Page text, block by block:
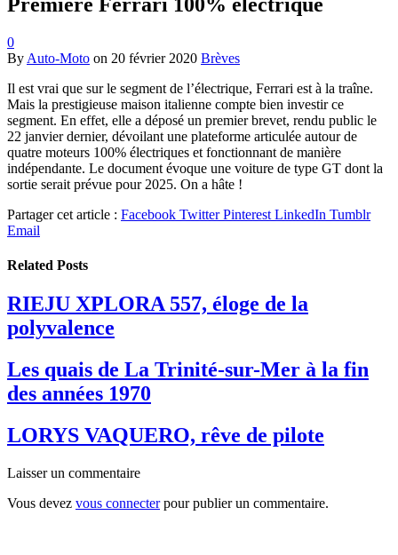
0
By Auto-Moto on 20 février 2020 Brèves
Il est vrai que sur le segment de l’électrique, Ferrari est à la traîne.
Mais la prestigieuse maison italienne compte bien investir ce
segment. En effet, elle a déposé un premier brevet, rendu public le
22 janvier dernier, dévoilant une plateforme articulée autour de
quatre moteurs 100% électriques et fonctionnant de manière
indépendante. Le document évoque une voiture de type GT dont la
sortie serait prévue pour 2025. On a hâte !
Partager cet article : Facebook Twitter Pinterest LinkedIn Tumblr
Email
Related Posts
RIEJU XPLORA 557, éloge de la
polyvalence
Les quais de La Trinité-sur-Mer à la fin
des années 1970
LORYS VAQUERO, rêve de pilote
Laisser un commentaire
Vous devez vous connecterpour publier un commentaire.